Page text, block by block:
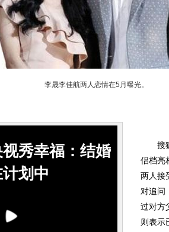
李晟李佳航两人恋情在5月曝光。
秀幸福：结婚
划中
搜狐
侣档亮
两人接
对追问
过对方
则表示